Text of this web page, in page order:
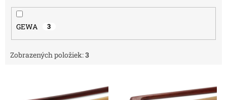
GEWA 3
Zobrazených položiek:3